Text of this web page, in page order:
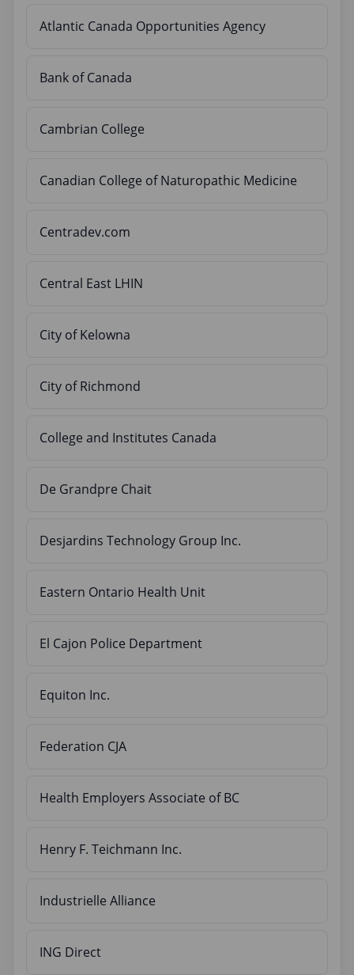
Atlantic Canada Opportunities Agency
Bank of Canada
Cambrian College
Canadian College of Naturopathic Medicine
Centradev.com
Central East LHIN
City of Kelowna
City of Richmond
College and Institutes Canada
De Grandpre Chait
Desjardins Technology Group Inc.
Eastern Ontario Health Unit
El Cajon Police Department
Equiton Inc.
Federation CJA
Health Employers Associate of BC
Henry F. Teichmann Inc.
Industrielle Alliance
ING Direct